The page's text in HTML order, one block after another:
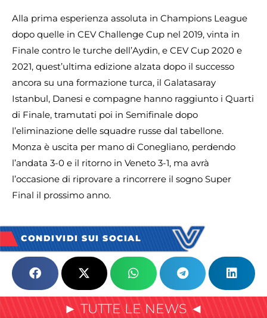
Alla prima esperienza assoluta in Champions League
dopo quelle in CEV Challenge Cup nel 2019, vinta in
Finale contro le turche dell’Aydin, e CEV Cup 2020 e
2021, quest’ultima edizione alzata dopo il successo
ancora su una formazione turca, il Galatasaray
Istanbul, Danesi e compagne hanno raggiunto i Quarti
di Finale, tramutati poi in Semifinale dopo
l’eliminazione delle squadre russe dal tabellone.
Monza è uscita per mano di Conegliano, perdendo
l’andata 3-0 e il ritorno in Veneto 3-1, ma avrà
l’occasione di riprovare a rincorrere il sogno Super
Final il prossimo anno.
CONDIVIDI SUI SOCIAL
► TUTTE LE NEWS ◄